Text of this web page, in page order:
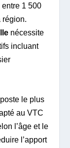
1 500
région.
nécessite
incluant
le plus
au VTC
l’âge et le
l’apport